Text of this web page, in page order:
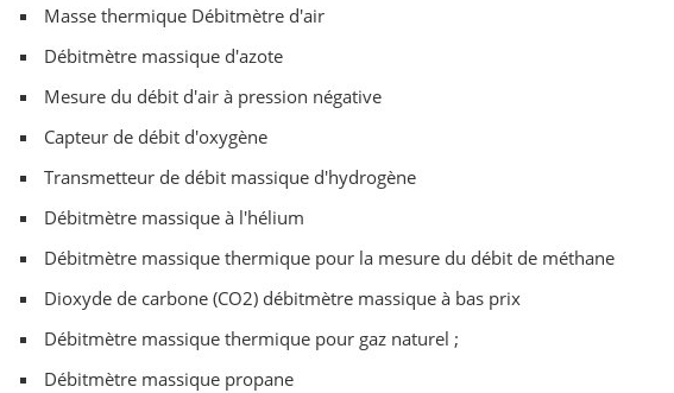
Masse thermique Débitmètre d'air
Débitmètre massique d'azote
Mesure du débit d'air à pression négative
Capteur de débit d'oxygène
Transmetteur de débit massique d'hydrogène
Débitmètre massique à l'hélium
Débitmètre massique thermique pour la mesure du débit de méthane
Dioxyde de carbone (CO2) débitmètre massique à bas prix
Débitmètre massique thermique pour gaz naturel ;
Débitmètre massique propane